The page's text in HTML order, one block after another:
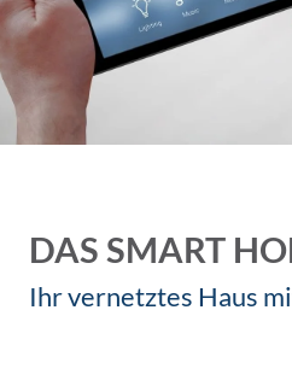
DAS SMART
Ihr vernetztes Haus